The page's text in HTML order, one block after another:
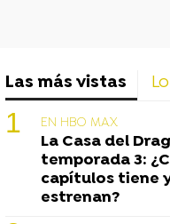
Las más vistas
EN HBO MAX
La Casa del
temporada 3:
capítulos tiene
estrenan?